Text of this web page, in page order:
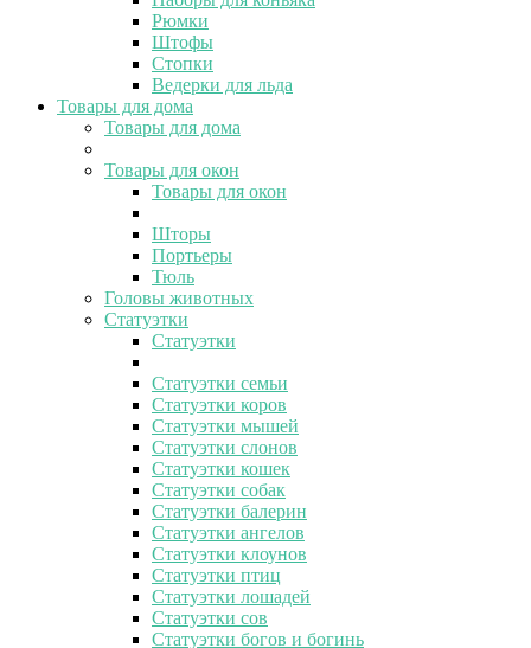
Рюмки
Штофы
Стопки
Ведерки для льда
Товары для дома
Товары для дома
Товары для окон
Товары для окон
Шторы
Портьеры
Тюль
Головы животных
Статуэтки
Статуэтки
Статуэтки семьи
Статуэтки коров
Статуэтки мышей
Статуэтки слонов
Статуэтки кошек
Статуэтки собак
Статуэтки балерин
Статуэтки ангелов
Статуэтки клоунов
Статуэтки птиц
Статуэтки лошадей
Статуэтки сов
Статуэтки богов и богинь